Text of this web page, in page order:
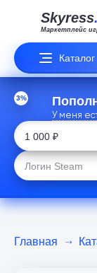
Skyress
Маркетплейс
Каталог
3%
У меня
Главная